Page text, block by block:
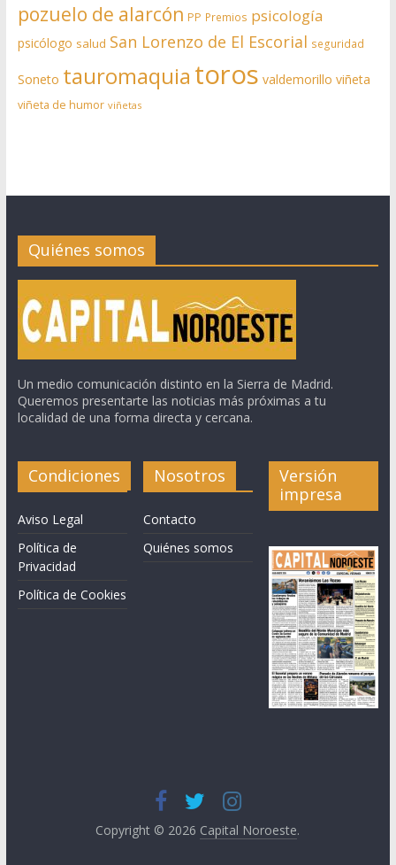
pozuelo de alarcón PP Premios psicología
psicólogo salud San Lorenzo de El Escorial seguridad
Soneto tauromaquia toros valdemorillo viñeta
viñeta de humor viñetas
Quiénes somos
Un medio comunicación distinto en la Sierra de Madrid.
Queremos presentarte las noticias más próximas a tu
localidad de una forma directa y cercana.
Condiciones
Aviso Legal
Política de
Privacidad
Política de Cookies
Nosotros
Contacto
Quiénes somos
Versión
impresa
Copyright © 2026 Capital Noroeste.